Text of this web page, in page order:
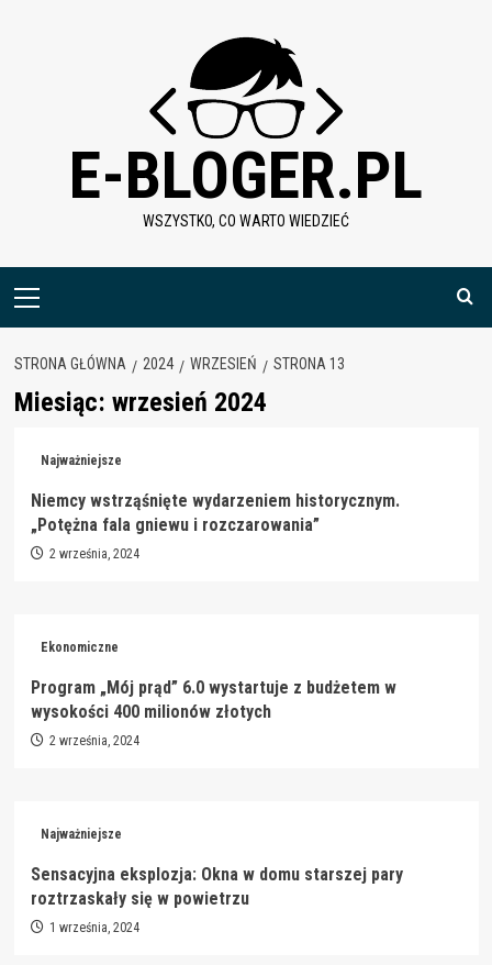
E-BLOGER.PL
WSZYSTKO, CO WARTO WIEDZIEĆ
Menu
STRONA GŁÓWNA 2024 WRZESIEŃ STRONA 13
Miesiąc: wrzesień 2024
Najważniejsze
Niemcy wstrząśnięte wydarzeniem historycznym.
„Potężna fala gniewu i rozczarowania”
2 września, 2024
Ekonomiczne
Program „Mój prąd” 6.0 wystartuje z budżetem w
wysokości 400 milionów złotych
2 września, 2024
Najważniejsze
Sensacyjna eksplozja: Okna w domu starszej pary
roztrzaskały się w powietrzu
1 września, 2024